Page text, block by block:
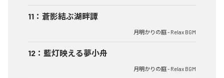
11 ： 蒼影結ぶ湖畔譚
月明かりの庭 - Relax BGM
12 ： 藍灯映える夢小舟
月明かりの庭 - Relax BGM